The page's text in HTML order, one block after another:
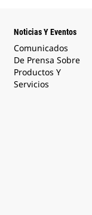
Noticias Y Eventos
Comunicados
De Prensa Sobre
Productos Y
Servicios